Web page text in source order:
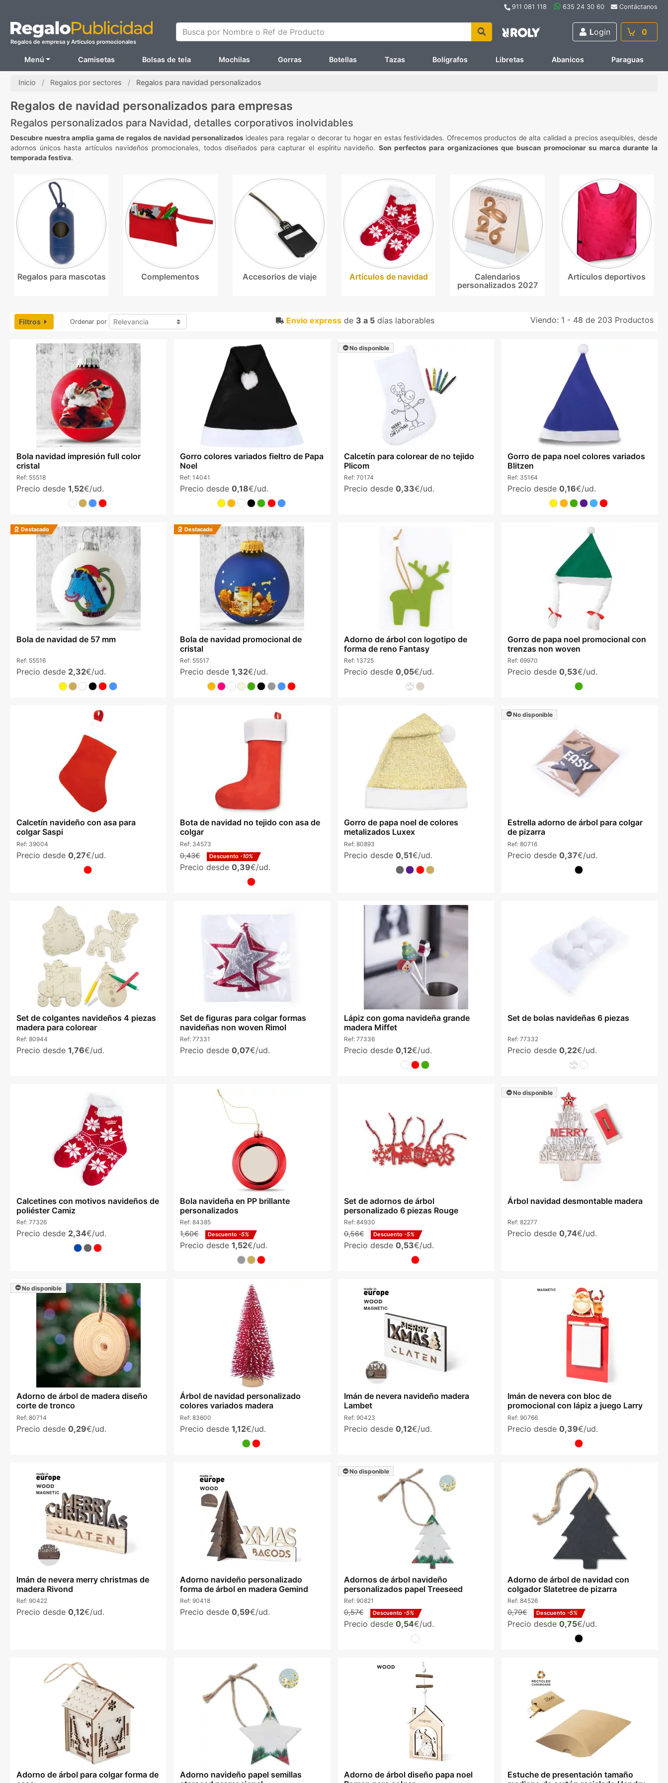
911 081 118 635 24 30 60 Contáctanos
Regalos de empresa y Artículos promocionales
Busca por Nombre o Ref de Producto Login 0
Menú Camisetas Bolsas de tela Mochilas Gorras Botellas Tazas Bolígrafos Libretas Abanicos Paraguas
Inicio Regalos por sectores Regalos para navidad personalizados
Regalos de navidad personalizados para empresas
Regalos personalizados para Navidad, detalles corporativos inolvidables
Descubre nuestra amplia gama de regalos de navidad personalizados ideales para regalar o decorar tu hogar en estas festividades. Ofrecemos productos de alta calidad a precios asequibles, desde
adornos únicos hasta artículos navideños promocionales, todos diseñados para capturar el espíritu navideño. Son perfectos para organizaciones que buscan promocionar su marca durante la
temporada festiva.
Regalos para mascotas Complementos Accesorios de viaje Artículos de navidad
Calendarios
personalizados 2027
Artículos deportivos
Filtros Ordenar por Envio expressde 3 a 5días laborables Viendo: 1 - 48 de 203 Productos
Bola navidad impresión full color
cristal
Ref: 55518
Precio desde 1,52€/ud.
Gorro colores variados fieltro de Papa
Noel
Ref:14041
Precio desde0,18€/ud.
No disponible
Calcetín para colorear de no tejido
Plicom
Ref: 70174
Precio desde 0,33€/ud.
Gorro de papa noel colores variados
Blitzen
Ref: 35164
Precio desde 0,16€/ud.
Destacado
Bola de navidad de 57 mm
Ref: 55516
Precio desde 2,32€/ud.
Destacado
Bola de navidad promocional de
cristal
Ref: 55517
Precio desde1,32€/ud.
Adorno de árbol con logotipo de
forma de reno Fantasy
Ref: 13725
Precio desde 0,05€/ud.
Gorro de papa noel promocional con
trenzas non woven
Ref: 69970
Precio desde 0,53€/ud.
Calcetín navideño con asa para
colgar Saspi
Ref: 39004
Precio desde 0,27€/ud.
Bota de navidad no tejido con asa de
colgar
Ref: 34573
0,43€ Descuento -10%
Precio desde0,39€/ud.
Gorro de papa noel de colores
metalizados Luxex
Ref: 80893
Precio desde 0,51€/ud.
No disponible
Estrella adorno de árbol para colgar
de pizarra
Ref: 80716
Precio desde 0,37€/ud.
Set de colgantes navideños 4 piezas
madera para colorear
Ref: 80944
Precio desde 1,76€/ud.
Set de figuras para colgar formas
navideñas non woven Rimol
Ref:77331
Precio desde0,07€/ud.
Lápiz con goma navideña grande
madera Miffet
Ref: 77336
Precio desde 0,12€/ud.
Set de bolas navideñas 6 piezas
Ref: 77332
Precio desde 0,22€/ud.
Calcetines con motivos navideños de
poliéster Camiz
Ref: 77326
Precio desde 2,34€/ud.
Bola navideña en PP brillante
personalizados
Ref:84385
1,60€ Descuento -5%
Precio desde1,52€/ud.
Set de adornos de árbol
personalizado 6 piezas Rouge
Ref: 84930
0,56€ Descuento -5%
Precio desde 0,53€/ud.
No disponible
Árbol navidad desmontable madera
Ref: 82277
Precio desde 0,74€/ud.
No disponible
Adorno de árbol de madera diseño
corte de tronco
Ref: 80714
Precio desde 0,29€/ud.
Árbol de navidad personalizado
colores variados madera
Ref:83600
Precio desde1,12€/ud.
Imán de nevera navideño madera
Lambet
Ref: 90423
Precio desde 0,12€/ud.
Imán de nevera con bloc de
promocional con lápiz a juego Larry
Ref: 90766
Precio desde 0,39€/ud.
Imán de nevera merry christmas de
madera Rivond
Ref: 90422
Precio desde 0,12€/ud.
Adorno navideño personalizado
forma de árbol en madera Gemind
Ref:90418
Precio desde0,59€/ud.
No disponible
Adornos de árbol navideño
personalizados papel Treeseed
Ref: 90821
0,57€ Descuento -5%
Precio desde 0,54€/ud.
Adorno de árbol de navidad con
colgador Slatetree de pizarra
Ref: 84526
0,79€ Descuento -5%
Precio desde 0,75€/ud.
Adorno de árbol para colgar forma de
Adorno navideño papel semillas
Adorno de árbol diseño papa noel
Estuche de presentación tamaño